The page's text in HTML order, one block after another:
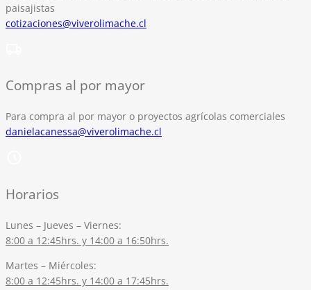
paisajistas
cotizaciones@viverolimache.cl
Compras al por mayor
Para compra al por mayor o proyectos agrícolas comerciales
danielacanessa@viverolimache.cl
Horarios
Lunes – Jueves – Viernes:
8:00 a 12:45hrs. y 14:00 a 16:50hrs.
Martes – Miércoles:
8:00 a 12:45hrs. y 14:00 a 17:45hrs.